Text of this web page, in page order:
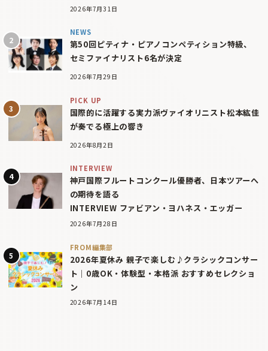
2026年7月31日
NEWS
第50回ピティナ・ピアノコンペティション特級、
セミファイナリスト6名が決定
2026年7月29日
PICK UP
国際的に活躍する実力派ヴァイオリニスト松本紘佳
が奏でる極上の響き
2026年8月2日
INTERVIEW
神戸国際フルートコンクール優勝者、日本ツアーへ
の期待を語る
INTERVIEW ファビアン・ヨハネス・エッガー
2026年7月28日
FROM編集部
2026年夏休み 親子で楽しむ♪クラシックコンサー
ト｜0歳OK・体験型・本格派 おすすめセレクショ
ン
2026年7月14日